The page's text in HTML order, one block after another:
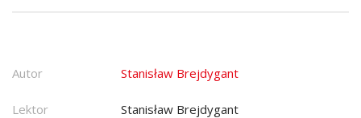
Autor Stanisław Brejdygant
Lektor Stanisław Brejdygant